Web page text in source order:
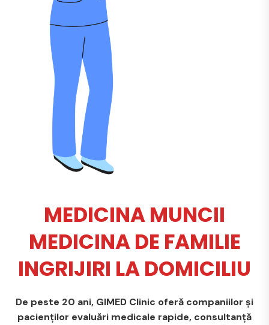
MEDICINA MUNCII
MEDICINA DE FAMILIE
INGRIJIRI LA DOMICILIU
De peste 20 ani, GIMED Clinic oferă companiilor și
pacienților evaluări medicale rapide, consultanță